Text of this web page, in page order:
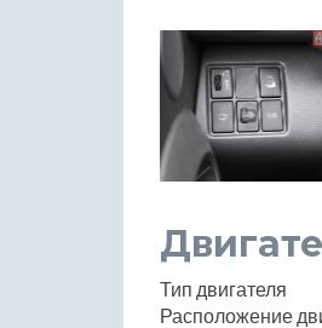
Тип двигателя
Расположение